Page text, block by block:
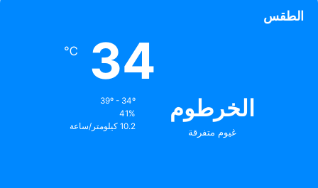
الطقس
الخرطوم
غيوم متفرقة
34
℃
39º - 34º
41%
10.2 كيلومتر/ساعة